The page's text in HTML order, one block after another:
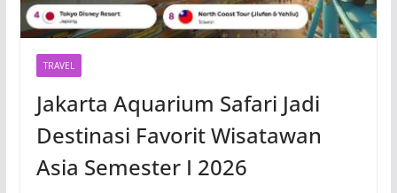
TRAVEL
Jakarta Aquarium Safari Jadi
Destinasi Favorit Wisatawan
Asia Semester I 2026